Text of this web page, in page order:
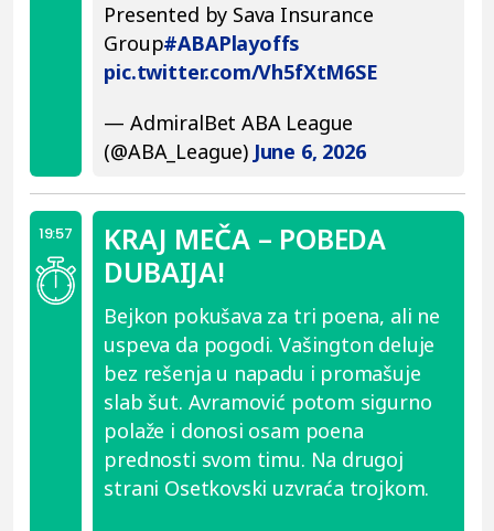
Presented by Sava Insurance
Group#ABAPlayoffs
pic.twitter.com/Vh5fXtM6SE
— AdmiralBet ABA League
(@ABA_League) June 6, 2026
19:57
KRAJ MEČA – POBEDA
DUBAIJA!
Bejkon pokušava za tri poena, ali ne
uspeva da pogodi. Vašington deluje
bez rešenja u napadu i promašuje
slab šut. Avramović potom sigurno
polaže i donosi osam poena
prednosti svom timu. Na drugoj
strani Osetkovski uzvraća trojkom.